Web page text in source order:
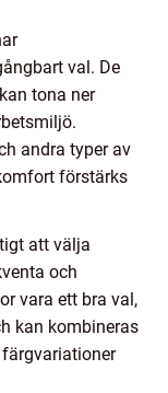
val. De
tona ner
andra typer av
förstärks
att välja
och
vara ett bra val,
kan kombineras